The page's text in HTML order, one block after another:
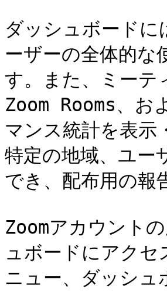
ダッシュボードに
ーザーの全体的な
す。また、ミーテ
Zoom Rooms、お
マンス統計を表示
特定の地域、ユー
でき、配布用の報
Zoomアカウント
ュボードにアク
ニュー、ダッシ